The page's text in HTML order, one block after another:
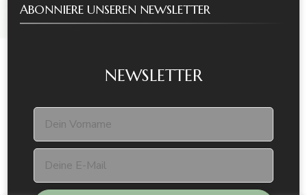
ABONNIERE UNSEREN NEWSLETTER
NEWSLETTER